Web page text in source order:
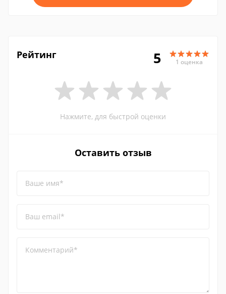
Рейтинг 5 1 оценка
Нажмите, для быстрой оценки
Оставить отзыв
Ваше имя*
Ваш email*
Комментарий*